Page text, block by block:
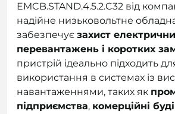
EMCB.STAND.4.5.2.C32 від
надійне низьковольтне
забезпечує захист
перевантажень і коротких
пристрій ідеально підходить
використання в системах із
навантаженнями, таких як
підприємства, комерційні